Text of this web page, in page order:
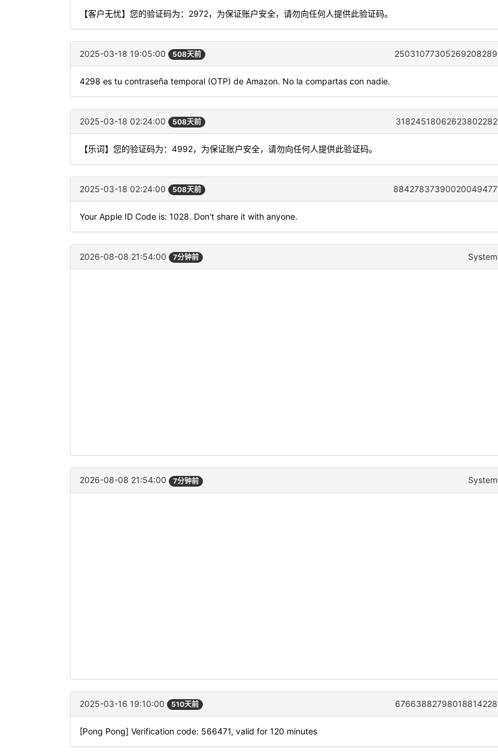
【客户无忧】您的验证码为：2972，为保证账户安全，请勿向任何人提供此验证码。
2025-03-18 19:05:00 508天前 25031077305269208289
4298 es tu contraseña temporal (OTP) de Amazon. No la compartas con nadie.
2025-03-18 02:24:00 508天前 31824518062623802282
【乐词】您的验证码为：4992，为保证账户安全，请勿向任何人提供此验证码。
2025-03-18 02:24:00 508天前 88427837390020049477
Your Apple ID Code is: 1028. Don't share it with anyone.
2026-08-08 21:54:00 7分钟前 System
2026-08-08 21:54:00 7分钟前 System
2025-03-16 19:10:00 510天前 67663882798018814228
[Pong Pong] Verification code: 566471, valid for 120 minutes